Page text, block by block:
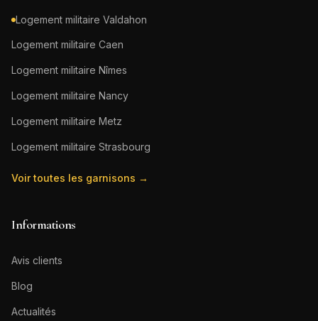
Logement militaire Valdahon
Logement militaire Caen
Logement militaire Nîmes
Logement militaire Nancy
Logement militaire Metz
Logement militaire Strasbourg
Voir toutes les garnisons →
Informations
Avis clients
Blog
Actualités